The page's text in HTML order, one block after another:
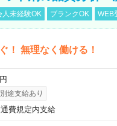
人未経験OK ブランクOK WEB
！ 無理なく働ける！
途支給あり
費規定内支給